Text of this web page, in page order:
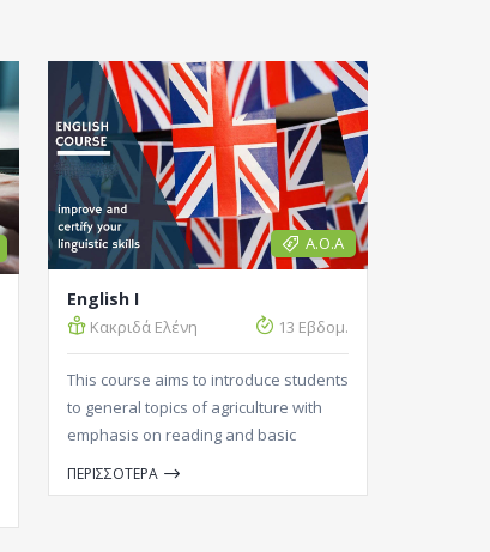
Α.Ο.Α
English I
Κακριδά Ελένη 13 Εβδομ.
This course aims to introduce students
to general topics of agriculture with
emphasis on reading and basic
ΠΕΡΙΣΣΟΤΕΡΑ